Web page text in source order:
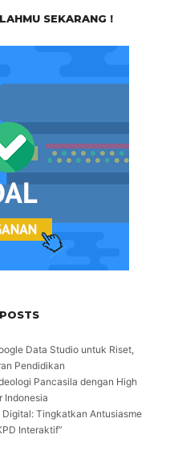
SEKARANG !
Data Studio untuk Riset,
Pendidikan
Pancasila dengan High
Indonesia
Digital: Tingkatkan Antusiasme
Interaktif”